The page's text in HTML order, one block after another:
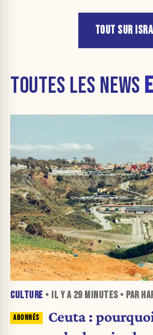
TOUT SUR
TOUTES LES NEWS
CULTURE • IL Y A 29 MINUTES• PAR
Ceuta :